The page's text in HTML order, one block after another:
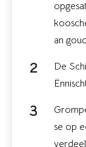
an
De
se op